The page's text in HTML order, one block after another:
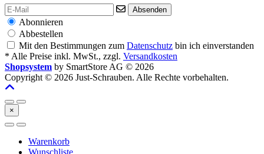
Absenden
Abonnieren
Abbestellen
Mit den Bestimmungen zum Datenschutz bin ich einverstanden
* Alle Preise inkl. MwSt., zzgl. Versandkosten
Shopsystem by SmartStore AG © 2026
Copyright © 2026 Just-Schrauben. Alle Rechte vorbehalten.
×
Warenkorb
Wunschliste